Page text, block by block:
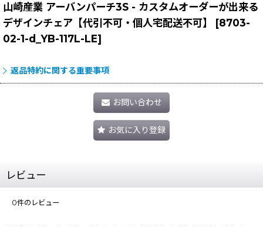
山崎産業 アーバンパーチ3S - カスタムオーダーが出来る
デザインチェア【代引不可・個人宅配送不可】
[8703-
02-1-d_YB-117L-LE]
返品特約に関する重要事項
お問い合わせ
お気に入り登録
レビュー
0件のレビュー